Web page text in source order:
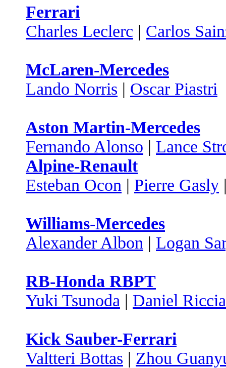
Ferrari
Charles Leclerc | Carlos
McLaren-Mercedes
Lando Norris | Oscar Piastri
Aston Martin-Mercedes
Fernando Alonso | Lance
Alpine-Renault
Esteban Ocon | Pierre Gasly
Williams-Mercedes
Alexander Albon | Logan
RB-Honda RBPT
Yuki Tsunoda | Daniel
Kick Sauber-Ferrari
Valtteri Bottas | Zhou